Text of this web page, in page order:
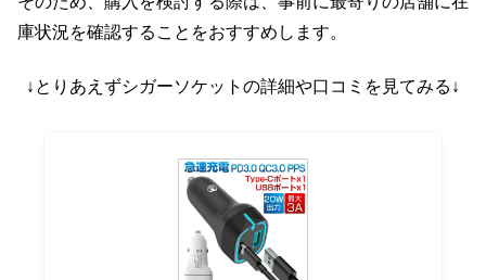
庫状況を確認することをおすすめします。
↓とりあえずシガーソケットの詳細や口コミを見てみる↓